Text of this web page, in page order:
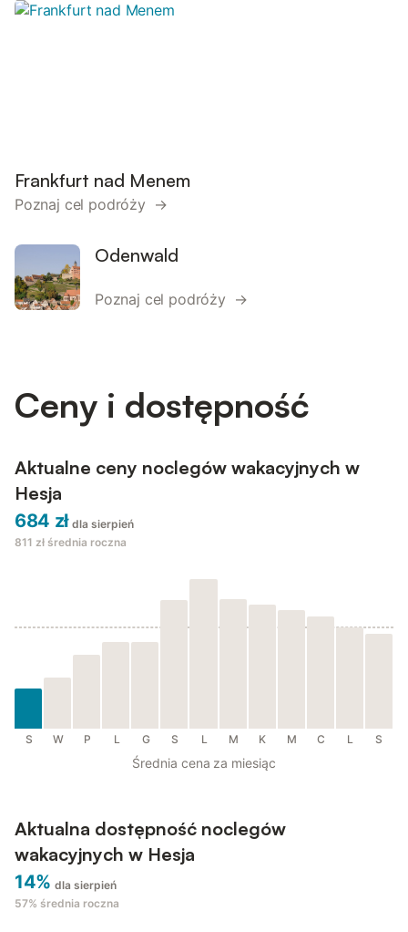
Frankfurt nad Menem
Poznaj cel podróży →
Odenwald
Poznaj cel podróży →
Ceny i dostępność
Aktualne ceny noclegów wakacyjnych w
Hesja
684 zł dla sierpień
811 zł średnia roczna
S W P L G S L M K M C L S
Średnia cena za miesiąc
Aktualna dostępność noclegów
wakacyjnych w Hesja
14% dla sierpień
57% średnia roczna